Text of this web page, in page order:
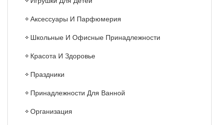
Аксессуары И Парфюмерия
Школьные И Офисные Принадлежности
Красота И Здоровье
Праздники
Принадлежности Для Ванной
Организация